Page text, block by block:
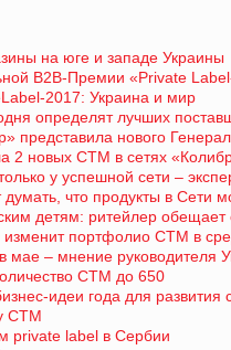
на юге и западе Украины
В2В-Премии «Private
2017: Украина и мир
определят лучших
представила нового
2 новых СТМ в сетях
у успешной сети –
что продукты в Сети
детям: ритейлер
портфолио СТМ в
мае – мнение руководителя
СТМ до 650
идеи года для развития
СТМ
private label в Сербии